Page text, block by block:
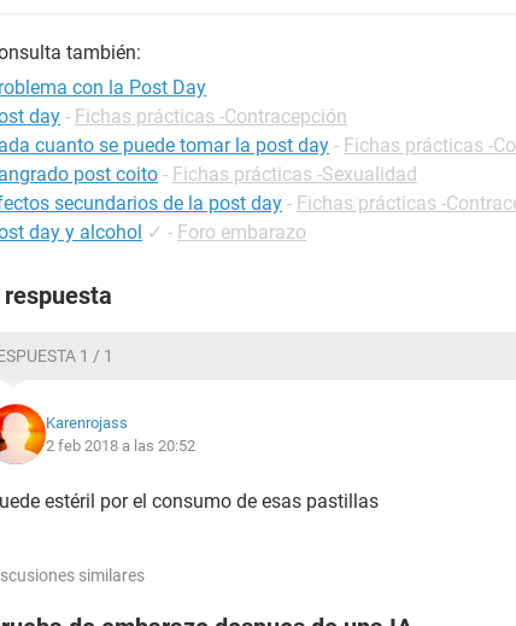
también:
con la Post Day
day - Fichas prácticas -Contracepción
cuanto se puede tomar la post day - Fichas prácticas -
post coito - Fichas prácticas -Sexualidad
secundarios de la post day - Fichas prácticas -
day y alcohol ✓ - Foro embarazo
respuesta
1 / 1
Karenrojass
2 feb 2018 a las 20:52
estéril por el consumo de esas pastillas
similares